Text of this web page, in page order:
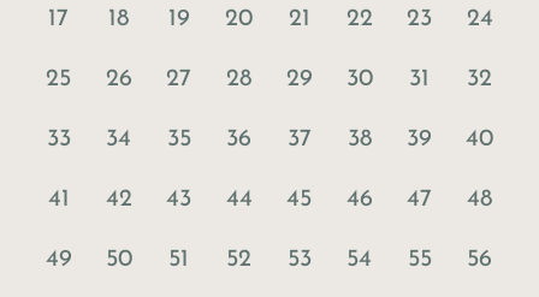
17 18 19 20 21 22 23 24
25 26 27 28 29 30 31 32
33 34 35 36 37 38 39 40
41 42 43 44 45 46 47 48
49 50 51 52 53 54 55 56